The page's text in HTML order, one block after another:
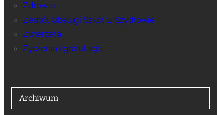
Zdrowie
Zespół Obsługi Szkół w Szydłowie
Zwierzęta
Życzenia i gratulacje
Archiwum